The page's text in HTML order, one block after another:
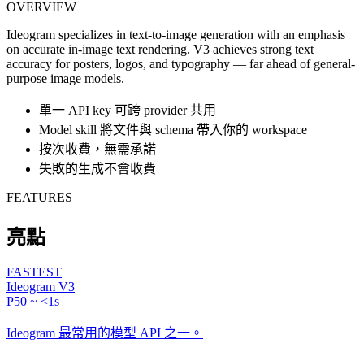
OVERVIEW
Ideogram specializes in text-to-image generation with an emphasis
on accurate in-image text rendering. V3 achieves strong text
accuracy for posters, logos, and typography — far ahead of general-
purpose image models.
單一 API key 可跨 provider 共用
Model skill 將文件與 schema 帶入你的 workspace
按次收費，無需承諾
失敗的生成不會收費
FEATURES
亮點
FASTEST
Ideogram V3
P50 ~ <1s
Ideogram 最常用的模型 API 之一。